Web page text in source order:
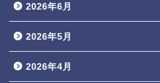
2026年6月
2026年5月
2026年4月